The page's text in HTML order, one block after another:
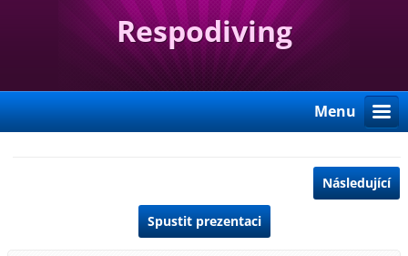
Respodiving
Menu
Následující
Spustit prezentaci